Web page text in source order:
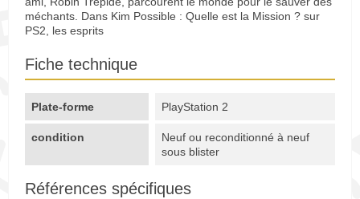
méchants. Dans Kim Possible : Quelle est la Mission ? sur
PS2, les esprits
Fiche technique
Plate-forme PlayStation 2
condition
Neuf ou reconditionné à neuf
sous blister
Références spécifiques